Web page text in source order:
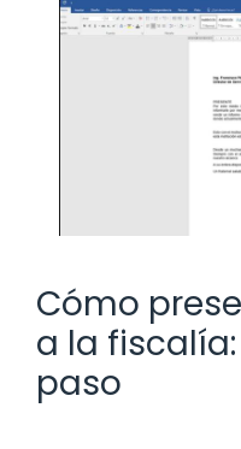
Cómo
a la
paso